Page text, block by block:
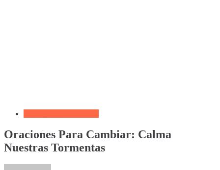
Oraciones Para Cambiar: Calma
Nuestras Tormentas